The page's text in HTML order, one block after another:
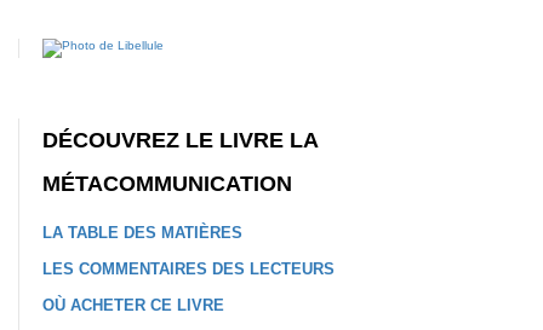
DÉCOUVREZ LE LIVRE LA
MÉTACOMMUNICATION
LA TABLE DES MATIÈRES
LES COMMENTAIRES DES LECTEURS
OÙ ACHETER CE LIVRE